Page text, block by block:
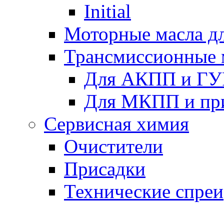
Initial
Моторные масла
Трансмиссионные
Для АКПП и
Для МКПП и
Сервисная химия
Очистители
Присадки
Технические спреи